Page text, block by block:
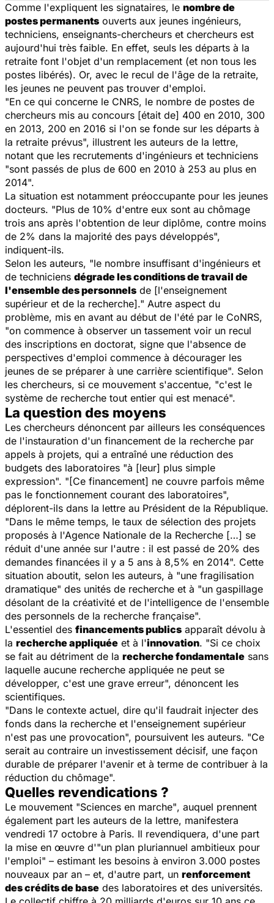
Comme l'expliquent les signataires, le nombre de
postes permanents ouverts aux jeunes ingénieurs,
techniciens, enseignants-chercheurs et chercheurs est
aujourd'hui très faible. En effet, seuls les départs à la
retraite font l'objet d'un remplacement (et non tous les
postes libérés). Or, avec le recul de l'âge de la retraite,
les jeunes ne peuvent pas trouver d'emploi.
"En ce qui concerne le CNRS, le nombre de postes de
chercheurs mis au concours [était de] 400 en 2010, 300
en 2013, 200 en 2016 si l'on se fonde sur les départs à
la retraite prévus", illustrent les auteurs de la lettre,
notant que les recrutements d'ingénieurs et techniciens
"sont passés de plus de 600 en 2010 à 253 au plus en
2014".
La situation est notamment préoccupante pour les jeunes
docteurs. "Plus de 10% d'entre eux sont au chômage
trois ans après l'obtention de leur diplôme, contre moins
de 2% dans la majorité des pays développés",
indiquent-ils.
Selon les auteurs, "le nombre insuffisant d'ingénieurs et
de techniciens dégrade les conditions de travail de
l'ensemble des personnels de [l'enseignement
supérieur et de la recherche]." Autre aspect du
problème, mis en avant au début de l'été par le CoNRS,
"on commence à observer un tassement voir un recul
des inscriptions en doctorat, signe que l'absence de
perspectives d'emploi commence à décourager les
jeunes de se préparer à une carrière scientifique". Selon
les chercheurs, si ce mouvement s'accentue, "c'est le
système de recherche tout entier qui est menacé".
La question des moyens
Les chercheurs dénoncent par ailleurs les conséquences
de l'instauration d'un financement de la recherche par
appels à projets, qui a entraîné une réduction des
budgets des laboratoires "à [leur] plus simple
expression". "[Ce financement] ne couvre parfois même
pas le fonctionnement courant des laboratoires",
déplorent-ils dans la lettre au Président de la République.
"Dans le même temps, le taux de sélection des projets
proposés à l'Agence Nationale de la Recherche […] se
réduit d'une année sur l'autre : il est passé de 20% des
demandes financées il y a 5 ans à 8,5% en 2014". Cette
situation aboutit, selon les auteurs, à "une fragilisation
dramatique" des unités de recherche et à "un gaspillage
désolant de la créativité et de l'intelligence de l'ensemble
des personnels de la recherche française".
L'essentiel des financements publics apparaît dévolu à
la recherche appliquée et à l'innovation. "Si ce choix
se fait au détriment de la recherche fondamentale sans
laquelle aucune recherche appliquée ne peut se
développer, c'est une grave erreur", dénoncent les
scientifiques.
"Dans le contexte actuel, dire qu'il faudrait injecter des
fonds dans la recherche et l'enseignement supérieur
n'est pas une provocation", poursuivent les auteurs. "Ce
serait au contraire un investissement décisif, une façon
durable de préparer l'avenir et à terme de contribuer à la
réduction du chômage".
Quelles revendications ?
Le mouvement "Sciences en marche", auquel prennent
également part les auteurs de la lettre, manifestera
vendredi 17 octobre à Paris. Il revendiquera, d'une part
la mise en œuvre d'"un plan pluriannuel ambitieux pour
l'emploi" – estimant les besoins à environ 3.000 postes
nouveaux par an – et, d'autre part, un renforcement
des crédits de base des laboratoires et des universités.